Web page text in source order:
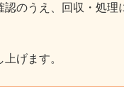
のうえ、回収・処理
げます。